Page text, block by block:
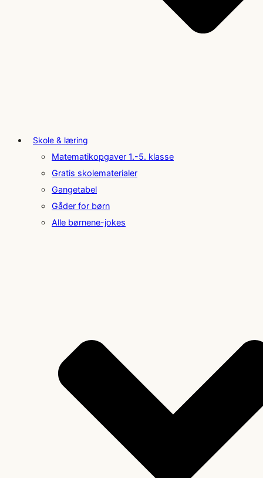
Skole & læring
Matematikopgaver 1.-5. klasse
Gratis skolematerialer
Gangetabel
Gåder for børn
Alle børnene-jokes